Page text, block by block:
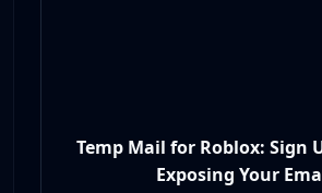
Temp Mail for Roblox: Sign
Exposing Your